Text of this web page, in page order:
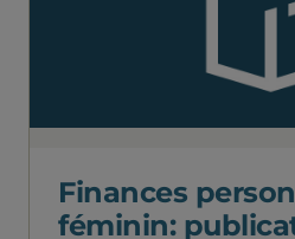
Finances
féminin: